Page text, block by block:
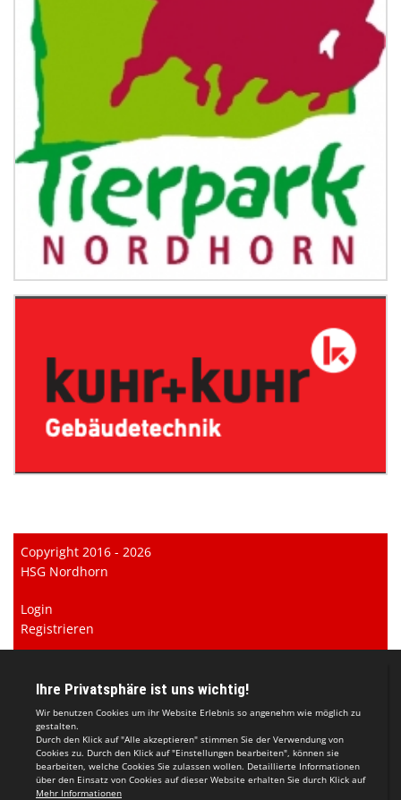
Copyright 2016 - 2026
HSG Nordhorn
Login
Registrieren
Datenschutzerklärung
Teamsports 2
Dein Sportverein online